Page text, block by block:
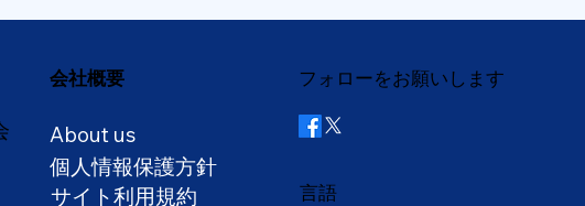
会社概要
About us
個人情報保護方針
サイト利用規約
フォローをお願いします
言語